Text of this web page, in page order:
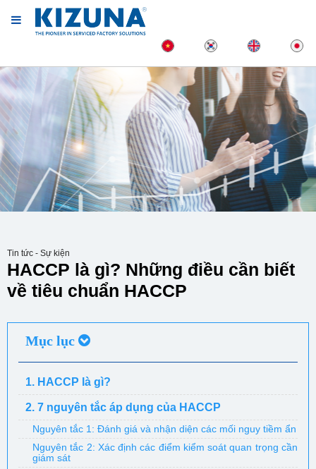
Tin tức - Sự kiện
HACCP là gì? Những điều cần biết
về tiêu chuẩn HACCP
Mục lục
1. HACCP là gì?
2. 7 nguyên tắc áp dụng của HACCP
Nguyên tắc 1: Đánh giá và nhận diện các mối nguy tiềm ẩn
Nguyên tắc 2: Xác định các điểm kiểm soát quan trọng cần
giám sát